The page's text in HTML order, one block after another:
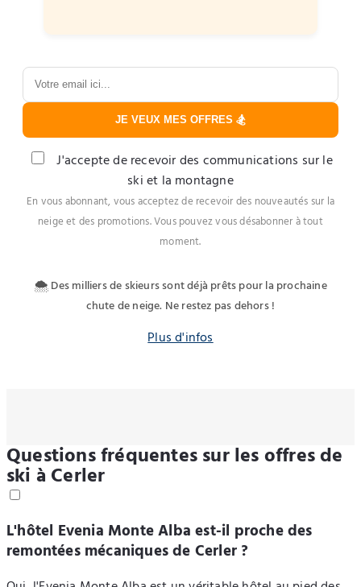
JE VEUX MES OFFRES 🏂
J'accepte de recevoir des communications sur le
ski et la montagne
En vous abonnant, vous acceptez de recevoir des nouveautés sur la
neige et des promotions. Vous pouvez vous désabonner à tout
moment.
🌨️ Des milliers de skieurs sont déjà prêts pour la prochaine
chute de neige. Ne restez pas dehors !
Plus d'infos
Questions fréquentes sur les offres de
ski à Cerler
L'hôtel Evenia Monte Alba est-il proche des
remontées mécaniques de Cerler ?